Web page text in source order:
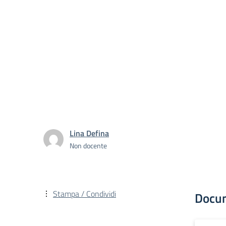
Lina Defina
Non docente
Stampa / Condividi